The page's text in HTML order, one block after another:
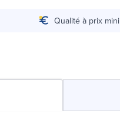
Qualité à prix mini